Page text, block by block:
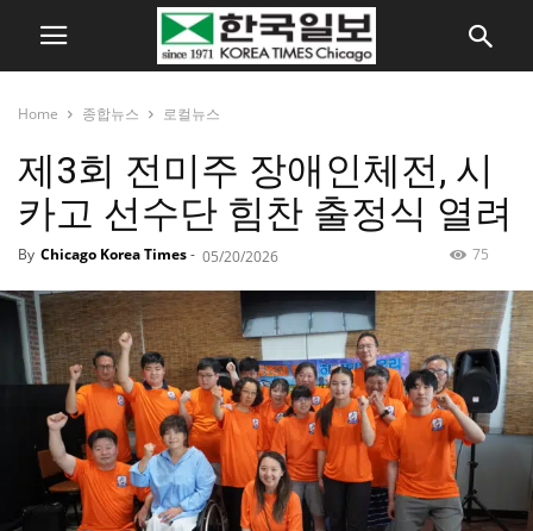
Home 종합뉴스 로컬뉴스
제3회 전미주 장애인체전, 시
카고 선수단 힘찬 출정식 열려
By Chicago Korea Times- 05/20/2026 75